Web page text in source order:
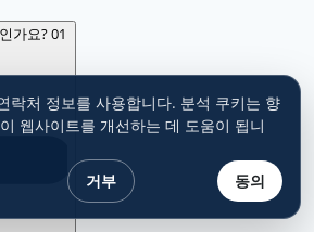
가요?01
락처 정보를 사용합니다. 분석 쿠키는 향
웹사이트를 개선하는 데 도움이 됩니
거부 동의